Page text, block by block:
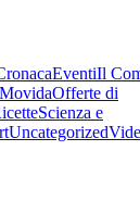
EventiIl
MovidaOfferte di
Scienza e
Uncategorized